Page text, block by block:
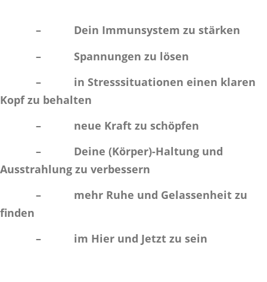
– Dein Immunsystem zu stärken
– Spannungen zu lösen
– in Stresssituationen einen klaren
Kopf zu behalten
– neue Kraft zu schöpfen
– Deine (Körper)-Haltung und
Ausstrahlung zu verbessern
– mehr Ruhe und Gelassenheit zu
finden
– im Hier und Jetzt zu sein